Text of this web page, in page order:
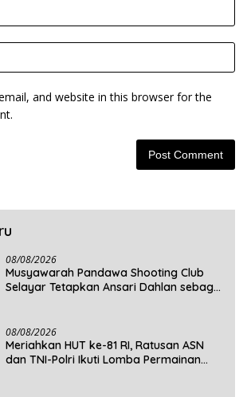
and website in this browser for the
08/08/2026
Musyawarah Pandawa Shooting Club
Selayar Tetapkan Ansari Dahlan sebagai
08/08/2026
Meriahkan HUT ke-81 RI, Ratusan ASN
dan TNI-Polri Ikuti Lomba Permainan